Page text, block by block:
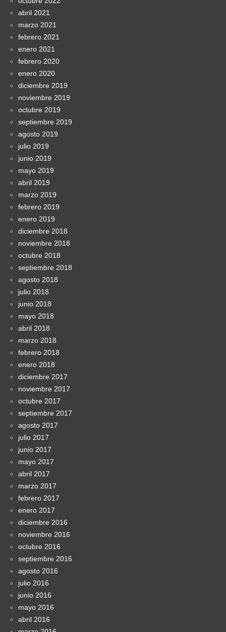
abril 2021
marzo 2021
febrero 2021
enero 2021
febrero 2020
enero 2020
diciembre 2019
noviembre 2019
octubre 2019
septiembre 2019
agosto 2019
julio 2019
junio 2019
mayo 2019
abril 2019
marzo 2019
febrero 2019
enero 2019
diciembre 2018
noviembre 2018
octubre 2018
septiembre 2018
agosto 2018
julio 2018
junio 2018
mayo 2018
abril 2018
marzo 2018
febrero 2018
enero 2018
diciembre 2017
noviembre 2017
octubre 2017
septiembre 2017
agosto 2017
julio 2017
junio 2017
mayo 2017
abril 2017
marzo 2017
febrero 2017
enero 2017
diciembre 2016
noviembre 2016
octubre 2016
septiembre 2016
agosto 2016
julio 2016
junio 2016
mayo 2016
abril 2016